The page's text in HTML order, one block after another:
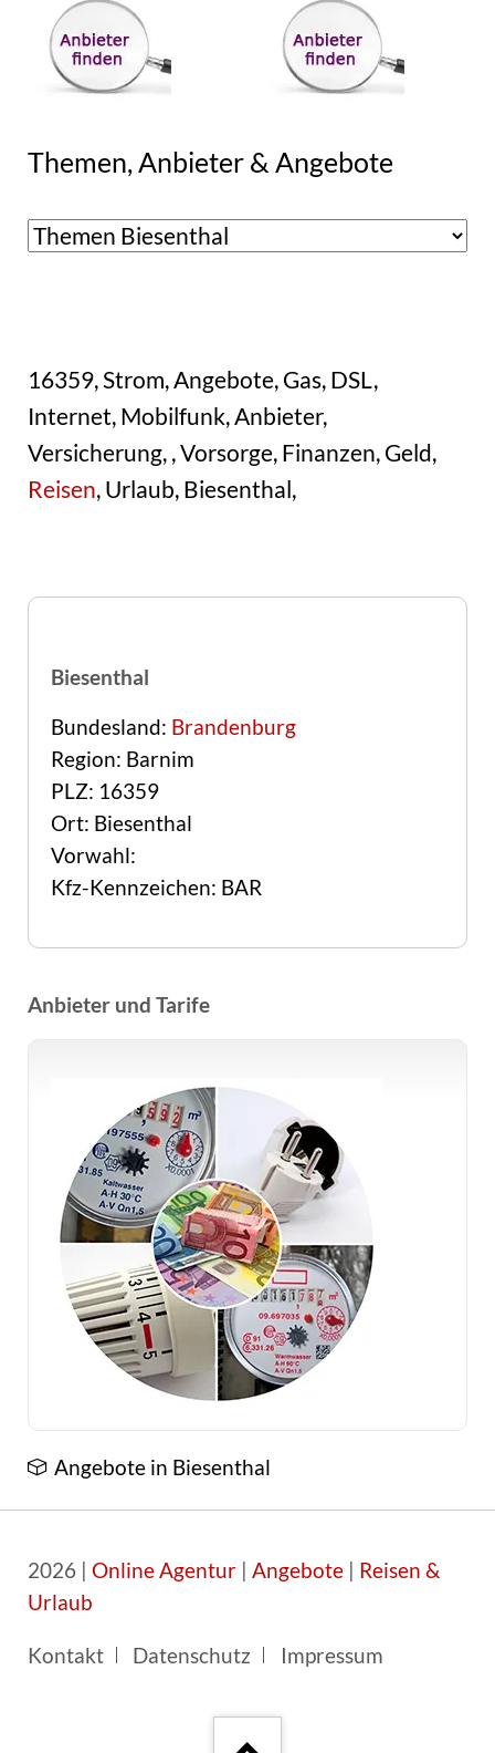
Themen, Anbieter & Angebote
16359, Strom, Angebote, Gas, DSL,
Internet, Mobilfunk, Anbieter,
Versicherung, , Vorsorge, Finanzen, Geld,
Reisen, Urlaub, Biesenthal,
Biesenthal
Bundesland: Brandenburg
Region: Barnim
PLZ: 16359
Ort: Biesenthal
Vorwahl:
Kfz-Kennzeichen: BAR
Anbieter und Tarife
Angebote in Biesenthal
2026 | Online Agentur| Angebote| Reisen &
Urlaub
Navigation
Kontakt Datenschutz Impressum